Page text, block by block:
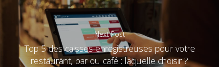
Next Post
Top 5 des caisses enregistreuses pour votre
restaurant, bar ou café : laquelle choisir ?